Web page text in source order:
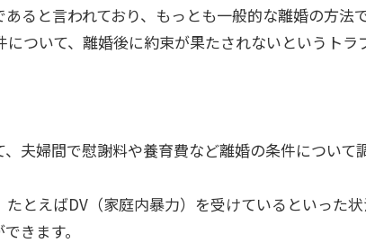
ると言われており、もっとも一般的な離婚の方法で
ついて、離婚後に約束が果たされないというトラ
夫婦間で慰謝料や養育費など離婚の条件について
とえばDV（家庭内暴力）を受けているといった
きます。